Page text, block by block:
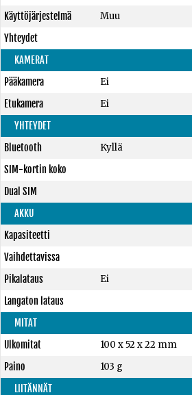
Käyttöjärjestelmä
Muu
Yhteydet
KAMERAT
Pääkamera
Ei
Etukamera
Ei
YHTEYDET
Bluetooth
Kyllä
SIM-kortin koko
Dual SIM
AKKU
Kapasiteetti
Vaihdettavissa
Pikalataus
Ei
Langaton lataus
MITAT
Ulkomitat
100 x 52 x 22 mm
Paino
103 g
LIITÄNNÄT